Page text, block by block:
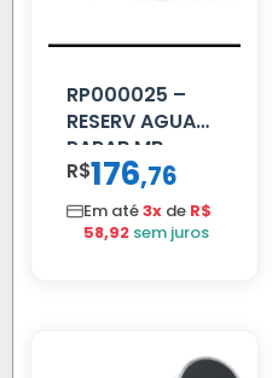
RP000025 –
RESERV AGUA
PARAB MB
ACCELO
C/TAMPA
R$176,76
Em até3x de R$
58,92 sem juros